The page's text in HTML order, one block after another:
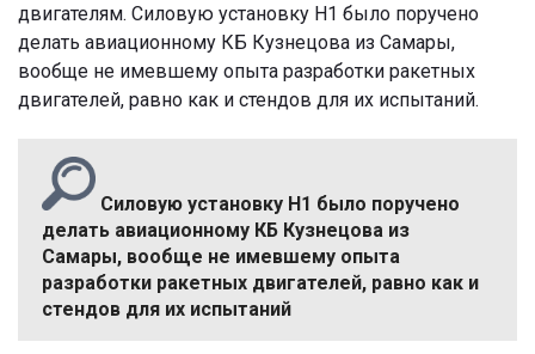
двигателям. Силовую установку Н1 было поручено
делать авиационному КБ Кузнецова из Самары,
вообще не имевшему опыта разработки ракетных
двигателей, равно как и стендов для их испытаний.
Силовую установку Н1 было поручено
делать авиационному КБ Кузнецова из
Самары, вообще не имевшему опыта
разработки ракетных двигателей, равно как и
стендов для их испытаний